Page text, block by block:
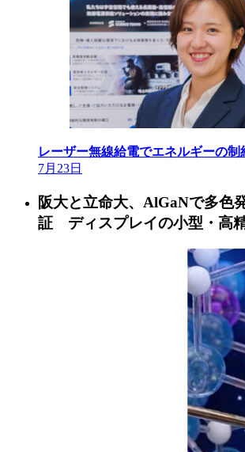
レーザー無線給電でエネルギーの制
7月23日
阪大と立命大、AlGaNで多色
証 ディスプレイの小型・高